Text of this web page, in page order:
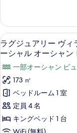
シ
ャ
ン
ュ
ー
の
す
べ
ー
シ
ャ
ル
ー
シ
ャ
ン
ビ
ー
の
ラ
グ
ジ
ュ
ア
リ
ー
ヴ
6
ラグジュアリー ヴィ
ーシャル オーシャン
一部オーシャン ビ
173 ㎡
ベッドルーム 1 室
定員 4 名
キングベッド 1 台